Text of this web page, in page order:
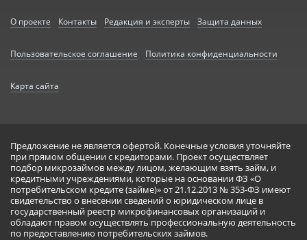
О проекте Контакты Редакция и эксперты Защита данных
Пользовательское соглашение Политика конфиденциальности
Карта сайта
Предложение не является офертой. Конечные условия уточняйте
при прямом общении с кредиторами. Проект осуществляет
подбор микрозаймов между лицом, желающим взять займ, и
кредитными учреждениями, которые на основании ФЗ «О
потребительском кредите (займе)» от 21.12.2013 № 353-ФЗ имеют
свидетельство о внесении сведений о юридическом лице в
государственный реестр микрофинансовых организаций и
обладают правом осуществлять профессиональную деятельность
по предоставлению потребительских займов.